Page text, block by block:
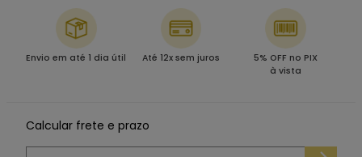
Envio em até 1 dia útil Até 12x sem juros
5% OFF no PIX
à vista
Calcular frete e prazo